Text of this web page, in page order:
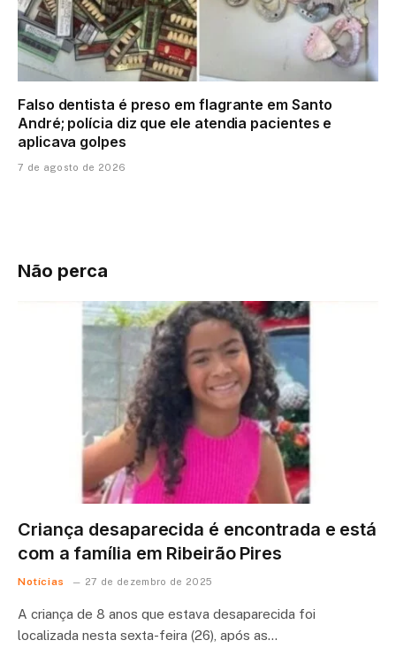
Falso dentista é preso em flagrante em Santo
André; polícia diz que ele atendia pacientes e
aplicava golpes
7 de agosto de 2026
Não perca
Criança desaparecida é encontrada e está
com a família em Ribeirão Pires
Notícias 27 de dezembro de 2025
A criança de 8 anos que estava desaparecida foi
localizada nesta sexta-feira (26), após as…